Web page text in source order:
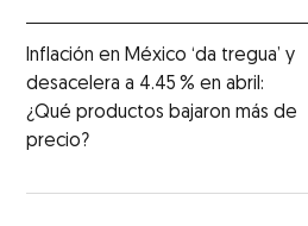
Inflación en México ‘da tregua’ y
desacelera a 4.45 % en abril:
¿Qué productos bajaron más de
precio?